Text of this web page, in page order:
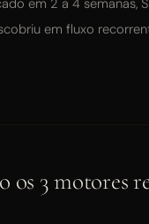
em fluxo
os 3 motores